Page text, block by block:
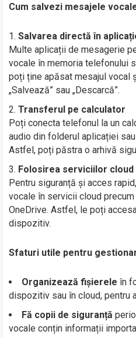
Cum salvezi mesajele
Salvarea directă în
Multe aplicații de mesagerie
vocale în memoria telefonului
poți ține apăsat mesajul vocal
„Salvează” sau „Descarcă”.
Transferul pe calculator
Poți conecta telefonul la un
audio din folderul aplicației
Astfel, poți păstra o arhivă
Folosirea serviciilor cloud
Pentru siguranță și acces
vocale în servicii cloud
OneDrive. Astfel, le poți
dispozitiv.
Sfaturi utile pentru
Organizează fișierele în
dispozitiv sau în cloud, pentru
Fă copii de siguranță
vocale conțin informații